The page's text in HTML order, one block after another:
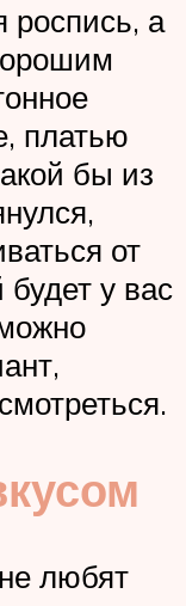
роспись, а
платью
бы из
от
у вас
любят